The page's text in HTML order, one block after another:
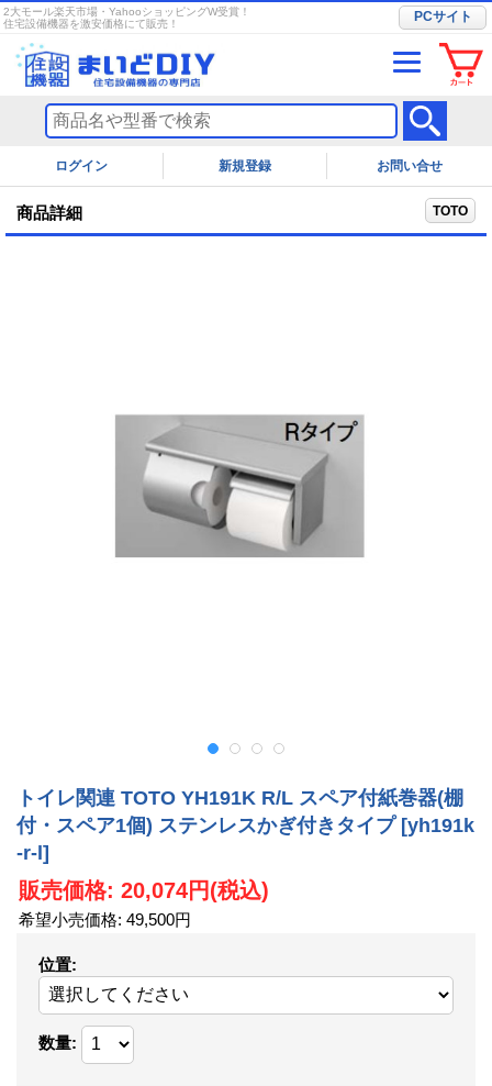
2大モール楽天市場・YahooショッピングW受賞！
住宅設備機器を激安価格にて販売！
PCサイト
ログイン お問い合せ
商品詳細 TOTO
トイレ関連 TOTO YH191K R/L スペア付紙巻器(棚
付・スペア1個) ステンレスかぎ付きタイプ [yh191k
-r-l]
販売価格: 20,074円(税込)
希望小売価格: 49,500円
位置:
数量: